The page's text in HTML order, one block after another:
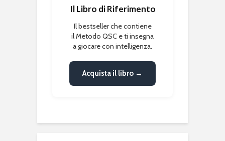
Il Libro di Riferimento
Il bestseller che contiene
il Metodo QSC e ti insegna
a giocare con intelligenza.
Acquista il libro →